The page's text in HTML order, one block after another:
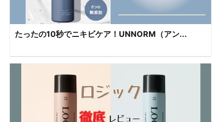
たったの10秒でニキビケア！UNNORM（アン...